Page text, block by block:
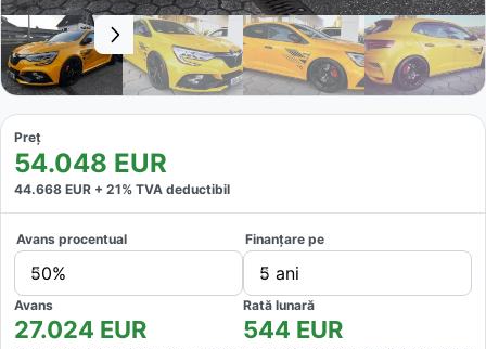
Preț
54.048 EUR
44.668 EUR + 21% TVA deductibil
Avans procentual
50%
Finanțare pe
5 ani
Avans
27.024 EUR
Rată lunară
544 EUR